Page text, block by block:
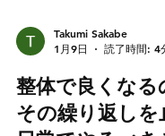
Takumi Sakabe
1月9日
読了時間: 4分